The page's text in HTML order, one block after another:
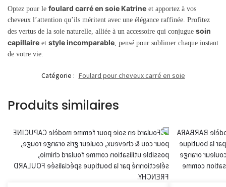
Optez pour le foulard carré en soie Katrine et apportez à vos
cheveux l’attention qu’ils méritent avec une élégance raffinée. Profitez
des vertus de la soie naturelle, alliée à un accessoire qui conjugue soin
capillaire et style incomparable , pensé pour sublimer chaque instant
de votre vie.
Catégorie : Foulard pour cheveux carré en soie
Produits similaires